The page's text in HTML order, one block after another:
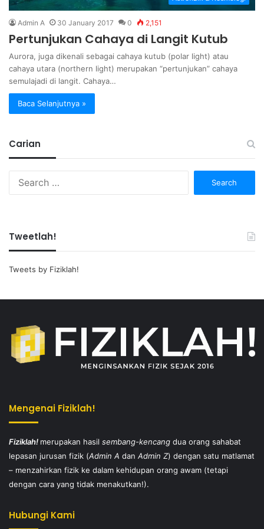
Admin A 30 January 2017 0 2,151
Pertunjukan Cahaya di Langit Kutub
Aurora, juga dikenali sebagai cahaya kutub (polar light) atau
cahaya utara (northern light) merupakan “pertunjukan” cahaya
semulajadi di langit. Cahaya…
Baca Selanjutnya »
Carian
Tweetlah!
Tweets by Fiziklah!
Mengenai Fiziklah!
Fiziklah! merupakan hasil sembang-kencang dua orang sahabat
lepasan jurusan fizik (Admin A dan Admin Z) dengan satu matlamat
– menzahirkan fizik ke dalam kehidupan orang awam (tetapi
dengan cara yang tidak menakutkan!).
Hubungi Kami